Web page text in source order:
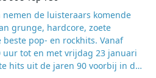
nemen de luisteraars komende
grunge, hardcore, zoete
pop- en rockhits. Vanaf
uur tot en met vrijdag 23 januari
hits uit de jaren 90 voorbij in de